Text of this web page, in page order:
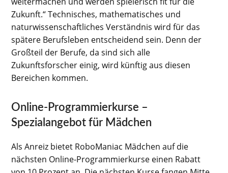
Zukunft.“ Technisches, mathematisches und
naturwissenschaftliches Verständnis wird für das
spätere Berufsleben entscheidend sein. Denn der
Großteil der Berufe, da sind sich alle
Zukunftsforscher einig, wird künftig aus diesen
Bereichen kommen.
Online-Programmierkurse –
Spezialangebot für Mädchen
Als Anreiz bietet RoboManiac Mädchen auf die
nächsten Online-Programmierkurse einen Rabatt